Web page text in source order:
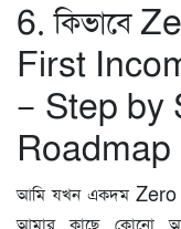
6. কিভাবে
First
— Step by
Roadmap
আমি যখন একদম Zero